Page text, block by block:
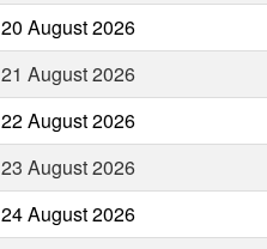
20 August 2026
21 August 2026
22 August 2026
23 August 2026
24 August 2026